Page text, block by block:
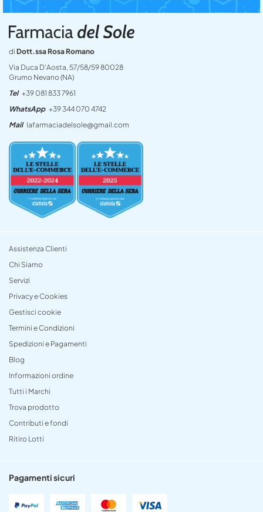
di Dott.ssa Rosa Romano
Via Duca D’Aosta, 57/58/59 80028
Grumo Nevano (NA)
Tel +39 081 833 7961
WhatsApp +39 344 070 4742
Mail lafarmaciadelsole@gmail.com
Assistenza Clienti
Chi Siamo
Servizi
Privacy e Cookies
Gestisci cookie
Termini e Condizioni
Spedizioni e Pagamenti
Blog
Informazioni ordine
Tutti i Marchi
Trova prodotto
Contributi e fondi
Ritiro Lotti
Pagamenti sicuri